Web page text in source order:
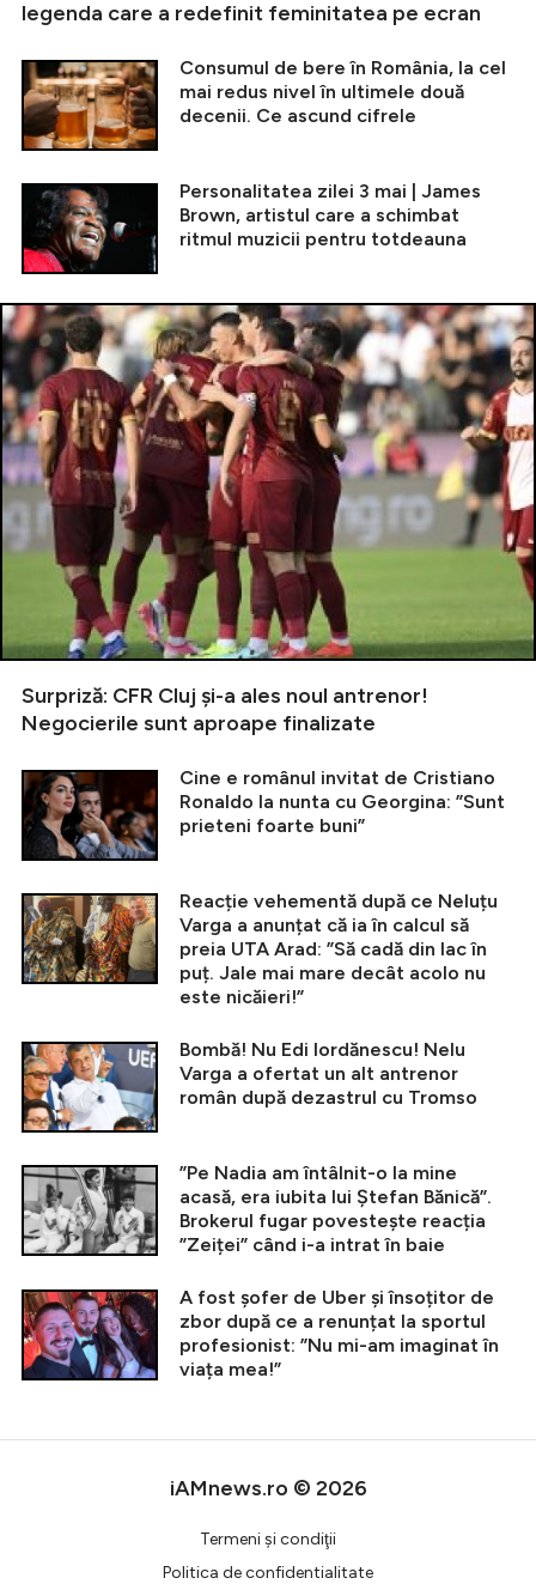
legenda care a redefinit feminitatea pe ecran
Consumul de bere în România, la cel
mai redus nivel în ultimele două
decenii. Ce ascund cifrele
Personalitatea zilei 3 mai | James
Brown, artistul care a schimbat
ritmul muzicii pentru totdeauna
Surpriză: CFR Cluj și-a ales noul antrenor!
Negocierile sunt aproape finalizate
Cine e românul invitat de Cristiano
Ronaldo la nunta cu Georgina: ”Sunt
prieteni foarte buni”
Reacție vehementă după ce Neluțu
Varga a anunțat că ia în calcul să
preia UTA Arad: ”Să cadă din lac în
puț. Jale mai mare decât acolo nu
este nicăieri!”
Bombă! Nu Edi Iordănescu! Nelu
Varga a ofertat un alt antrenor
român după dezastrul cu Tromso
”Pe Nadia am întâlnit-o la mine
acasă, era iubita lui Ștefan Bănică”.
Brokerul fugar povestește reacția
”Zeiței” când i-a intrat în baie
A fost șofer de Uber și însoțitor de
zbor după ce a renunțat la sportul
profesionist: ”Nu mi-am imaginat în
viața mea!”
iAMnews.ro © 2026
Termeni şi condiţii
Politica de confidentialitate